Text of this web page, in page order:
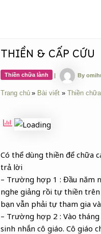
THIỀN & CẤP CỨU
Thiền chữa lành | By
Trang chủ Bài viết Thiền
Có thể dùng thiền để chữa
trả lời
– Trường hợp 1 : Đầu năm
nghe giảng rồi tự thiền
bạn vẫn phải tự tham gia
– Trường hợp 2 : Vào
sinh nhắn cô giáo. Cô giáo